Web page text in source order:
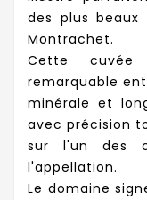
des plus beaux
Montrachet.
Cette
remarquable
minérale et
avec précision
sur l'un des
l'appellation.
Le domaine